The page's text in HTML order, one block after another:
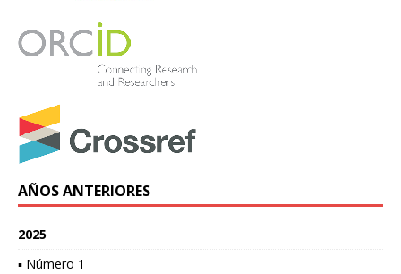
AÑOS ANTERIORES
2025
▪ Número 1